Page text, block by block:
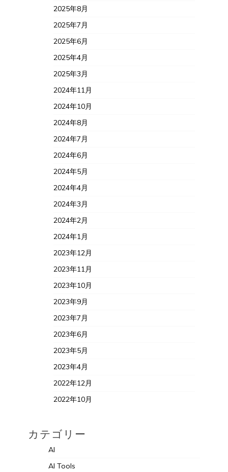
2026年2月
2025年11月
2025年9月
2025年8月
2025年7月
2025年6月
2025年4月
2025年3月
2024年11月
2024年10月
2024年8月
2024年7月
2024年6月
2024年5月
2024年4月
2024年3月
2024年2月
2024年1月
2023年12月
2023年11月
2023年10月
2023年9月
2023年7月
2023年6月
2023年5月
2022年12月
2022年10月